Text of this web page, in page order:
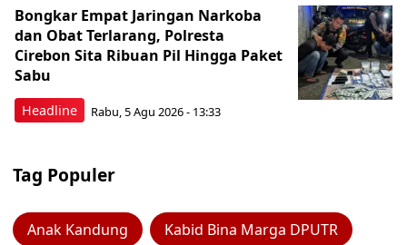
Headline
Bongkar Empat Jaringan Narkoba
dan Obat Terlarang, Polresta
Cirebon Sita Ribuan Pil Hingga Paket
Sabu
Rabu, 5 Agu 2026 - 13:33
Tag Populer
Anak Kandung Kabid Bina Marga DPUTR